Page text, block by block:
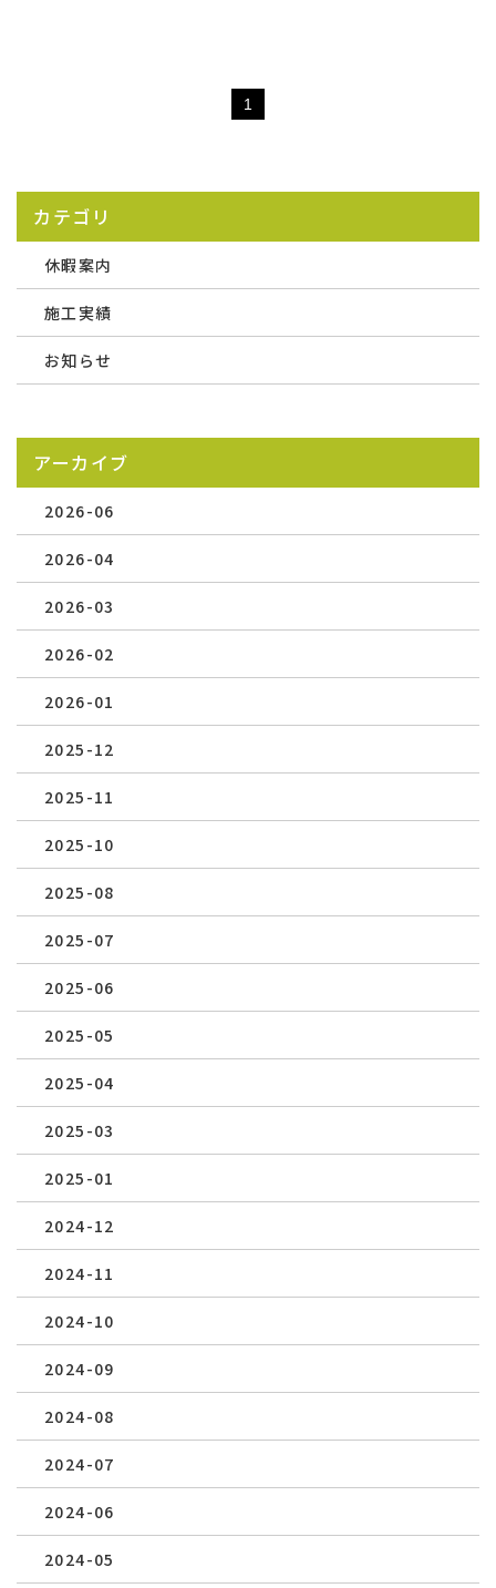
1
カテゴリ
休暇案内
施工実績
お知らせ
アーカイブ
2026-06
2026-04
2026-03
2026-02
2026-01
2025-12
2025-11
2025-10
2025-08
2025-07
2025-06
2025-05
2025-04
2025-03
2025-01
2024-12
2024-11
2024-10
2024-09
2024-08
2024-07
2024-06
2024-05